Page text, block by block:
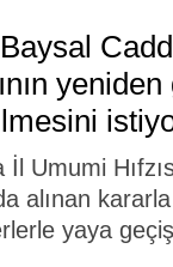
İl Umumi
alınan
yaya